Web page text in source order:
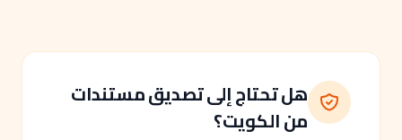
هل تحتاج إلى تصديق مستندات
من الكويت؟